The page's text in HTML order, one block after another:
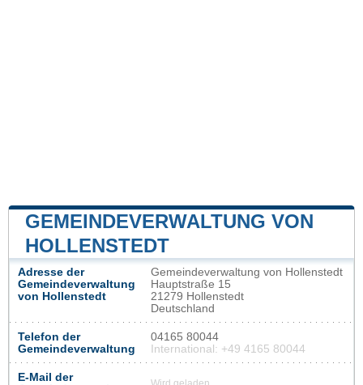
GEMEINDEVERWALTUNG VON
HOLLENSTEDT
Adresse der
Gemeindeverwaltung
von Hollenstedt
Gemeindeverwaltung von Hollenstedt
Hauptstraße 15
21279 Hollenstedt
Deutschland
Telefon der
Gemeindeverwaltung
04165 80044
International: +49 4165 80044
E-Mail der